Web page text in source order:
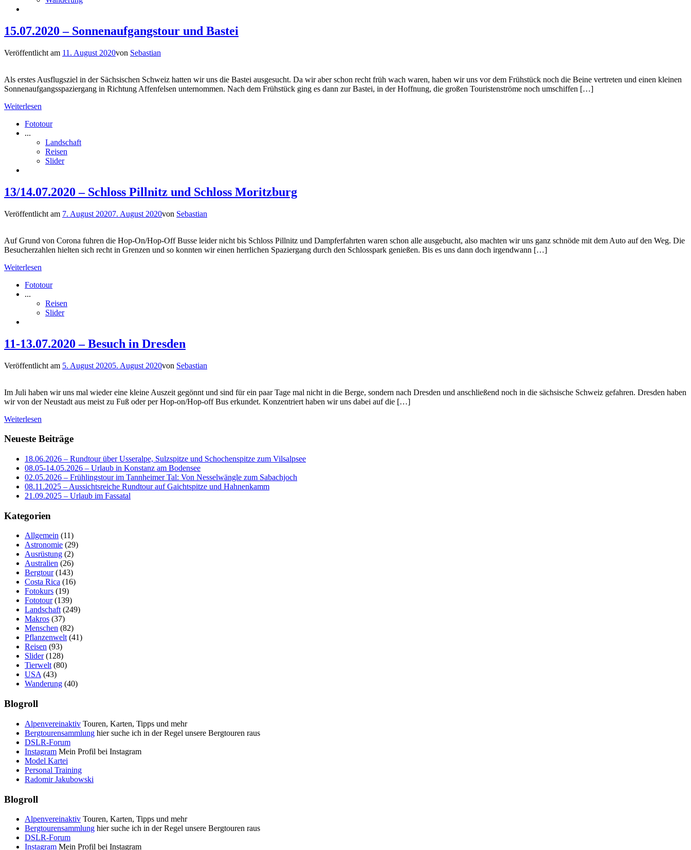
15.07.2020 – Sonnenaufgangstour und Bastei
Veröffentlicht am 11. August 2020von Sebastian
Als erstes Ausflugsziel in der Sächsischen Schweiz hatten wir uns die Bastei ausgesucht. Da wir aber schon recht früh wach waren, haben wir uns vor dem Frühstück noch die Beine vertreten und einen kleinen
Sonnenaufgangsspaziergang in Richtung Affenfelsen unternommen. Nach dem Frühstück ging es dann zur Bastei, in der Hoffnung, die großen Touristenströme noch umschiffen […]
Weiterlesen
Fototour
...
Landschaft
Reisen
Slider
13/14.07.2020 – Schloss Pillnitz und Schloss Moritzburg
Veröffentlicht am 7. August 20207. August 2020von Sebastian
Auf Grund von Corona fuhren die Hop-On/Hop-Off Busse leider nicht bis Schloss Pillnitz und Dampferfahrten waren schon alle ausgebucht, also machten wir uns ganz schnöde mit dem Auto auf den Weg. Die
Besucherzahlen hielten sich recht in Grenzen und so konnten wir einen herrlichen Spaziergang durch den Schlosspark genießen. Bis es uns dann doch irgendwann […]
Weiterlesen
Fototour
...
Reisen
Slider
11-13.07.2020 – Besuch in Dresden
Veröffentlicht am 5. August 20205. August 2020von Sebastian
Im Juli haben wir uns mal wieder eine kleine Auszeit gegönnt und sind für ein paar Tage mal nicht in die Berge, sondern nach Dresden und anschließend noch in die sächsische Schweiz gefahren. Dresden haben
wir von der Neustadt aus meist zu Fuß oder per Hop-on/Hop-off Bus erkundet. Konzentriert haben wir uns dabei auf die […]
Weiterlesen
Neueste Beiträge
18.06.2026 – Rundtour über Usseralpe, Sulzspitze und Schochenspitze zum Vilsalpsee
08.05-14.05.2026 – Urlaub in Konstanz am Bodensee
02.05.2026 – Frühlingstour im Tannheimer Tal: Von Nesselwängle zum Sabachjoch
08.11.2025 – Aussichtsreiche Rundtour auf Gaichtspitze und Hahnenkamm
21.09.2025 – Urlaub im Fassatal
Kategorien
Allgemein (11)
Astronomie (29)
Ausrüstung (2)
Australien (26)
Bergtour(143)
Costa Rica (16)
Fotokurs (19)
Fototour(139)
Landschaft (249)
Makros (37)
Menschen (82)
Pflanzenwelt (41)
Reisen (93)
Slider(128)
Tierwelt (80)
USA (43)
Wanderung (40)
Blogroll
Alpenvereinaktiv Touren, Karten, Tipps und mehr
Bergtourensammlung hier suche ich in der Regel unsere Bergtouren raus
DSLR-Forum
Instagram Mein Profil bei Instagram
Model Kartei
Personal Training
Radomir Jakubowski
Blogroll
Alpenvereinaktiv Touren, Karten, Tipps und mehr
Bergtourensammlung hier suche ich in der Regel unsere Bergtouren raus
DSLR-Forum
Instagram Mein Profil bei Instagram